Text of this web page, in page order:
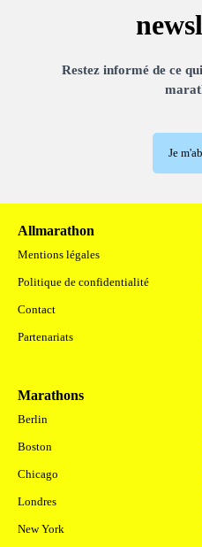
Restez informé de ce
Je
Allmarathon
Mentions légales
Politique de confidentialité
Contact
Partenariats
Marathons
Berlin
Boston
Chicago
Londres
New York